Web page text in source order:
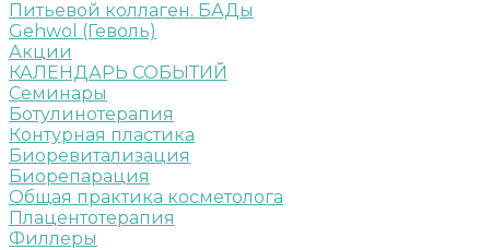
Питьевой коллаген. БАДы
Gehwol (Геволь)
Акции
КАЛЕНДАРЬ СОБЫТИЙ
Семинары
Ботулинотерапия
Контурная пластика
Биоревитализация
Биорепарация
Общая практика косметолога
Плацентотерапия
Филлеры